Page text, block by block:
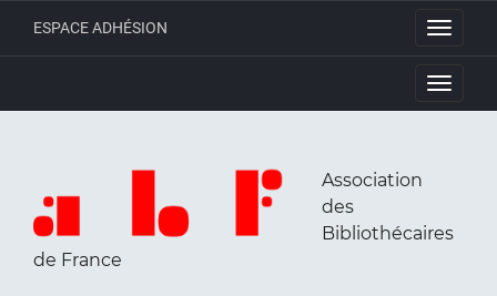
Toggle
ESPACE ADHÉSION
Toggle
Association
des
Bibliothécaires
de France